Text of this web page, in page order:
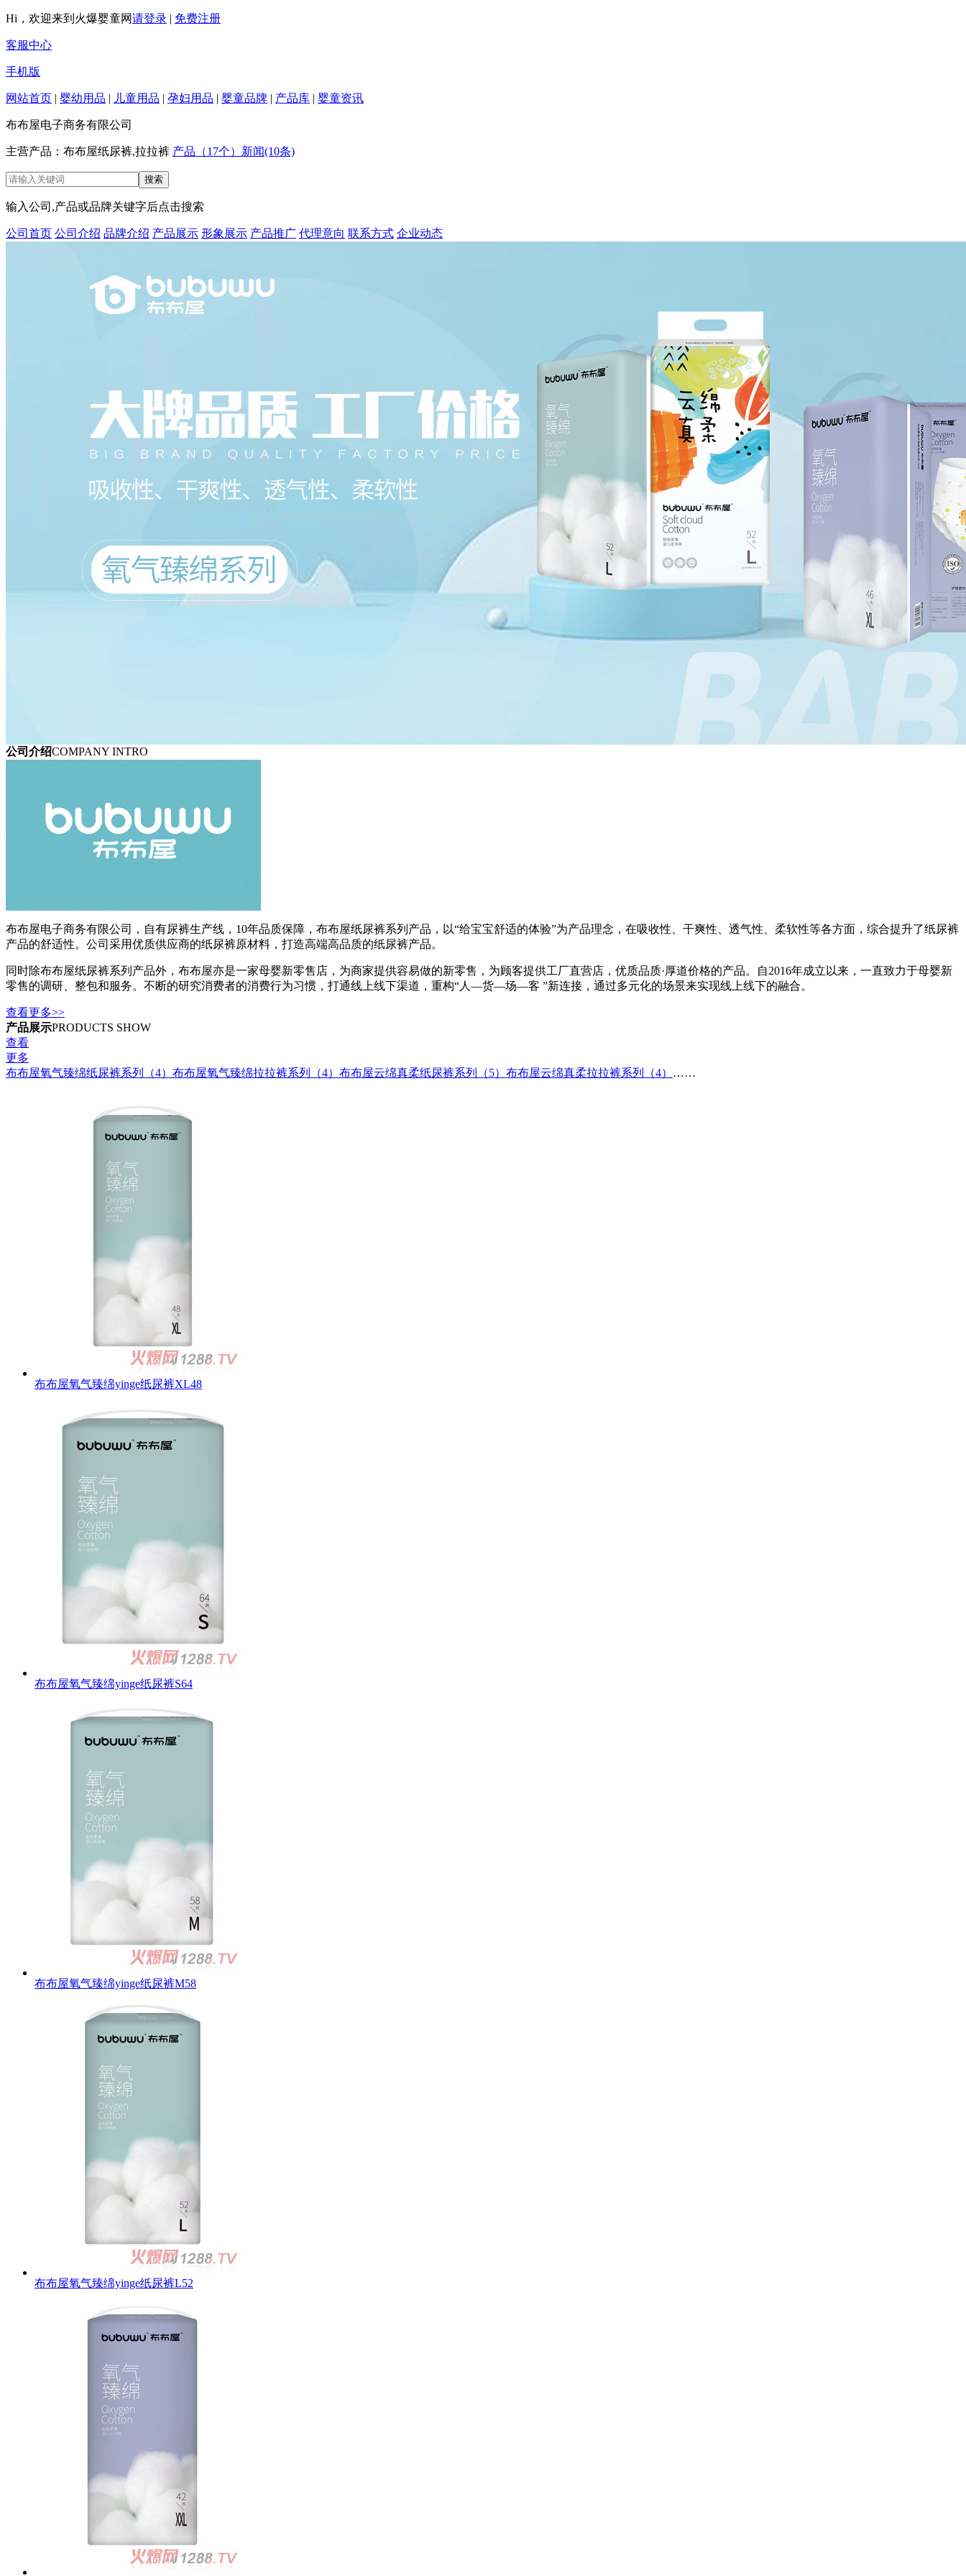
Hi，欢迎来到火爆婴童网请登录 | 免费注册
客服中心
手机版
网站首页 | 婴幼用品 | 儿童用品 | 孕妇用品 | 婴童品牌 | 产品库 | 婴童资讯
布布屋电子商务有限公司
主营产品：布布屋纸尿裤,拉拉裤 产品（17个） 新闻(10条)
输入公司,产品或品牌关键字后点击搜索
公司首页 公司介绍 品牌介绍 产品展示 形象展示 产品推广 代理意向 联系方式 企业动态
公司介绍COMPANY INTRO
布布屋电子商务有限公司，自有尿裤生产线，10年品质保障，布布屋纸尿裤系列产品，以“给宝宝舒适的体验”为产品理念，在吸收性、干爽性、透气性、柔软性等各方面，综合提升了纸尿裤
产品的舒适性。公司采用优质供应商的纸尿裤原材料，打造高端高品质的纸尿裤产品。
同时除布布屋纸尿裤系列产品外，布布屋亦是一家母婴新零售店，为商家提供容易做的新零售，为顾客提供工厂直营店，优质品质·厚道价格的产品。自2016年成立以来，一直致力于母婴新
零售的调研、整包和服务。不断的研究消费者的消费行为习惯，打通线上线下渠道，重构“人—货—场—客 ”新连接，通过多元化的场景来实现线上线下的融合。
查看更多>>
产品展示PRODUCTS SHOW
查看
更多
布布屋氧气臻绵纸尿裤系列（4） 布布屋氧气臻绵拉拉裤系列（4） 布布屋云绵真柔纸尿裤系列（5） 布布屋云绵真柔拉拉裤系列（4） ……
布布屋氧气臻绵yinge纸尿裤XL48
布布屋氧气臻绵yinge纸尿裤S64
布布屋氧气臻绵yinge纸尿裤M58
布布屋氧气臻绵yinge纸尿裤L52